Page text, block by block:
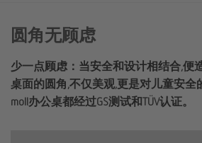
圆角无顾虑
少一点顾虑：当安全和设计相结合,便
桌面的圆角,不仅美观,更是对儿童安全
moll办公桌都经过GS测试和TÜV认证。